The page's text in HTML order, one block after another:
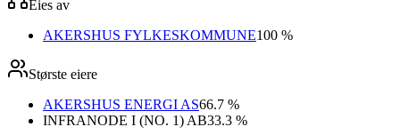
Eies av
AKERSHUS FYLKESKOMMUNE100 %
Største eiere
AKERSHUS ENERGI AS66.7 %
INFRANODE I (NO. 1) AB33.3 %